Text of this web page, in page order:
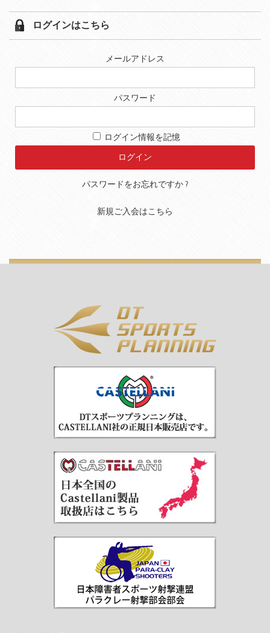
ログインはこちら
メールアドレス
パスワード
ログイン情報を記憶
パスワードをお忘れですか ?
新規ご入会はこちら